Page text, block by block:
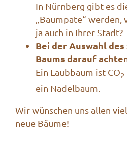
In Nürnberg gibt es
„Baumpate“ werden,
ja auch in Ihrer Stadt?
Bei der Auswahl
Baums darauf
Ein Laubbaum ist CO2
ein Nadelbaum.
Wir wünschen uns allen
neue Bäume!